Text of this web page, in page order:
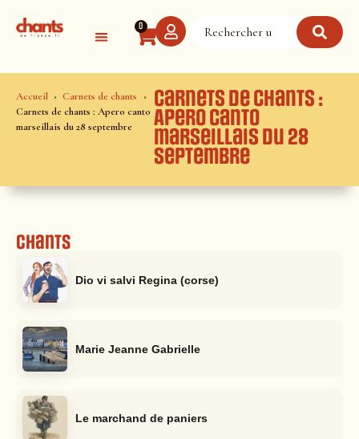
0
Accueil
Carnets de chants
Carnets de chants : Apero canto
marseillais du 28 septembre
Carnets de chants :
Apero canto
marseillais du 28
septembre
Chants
Dio vi salvi Regina (corse)
Marie Jeanne Gabrielle
Le marchand de paniers